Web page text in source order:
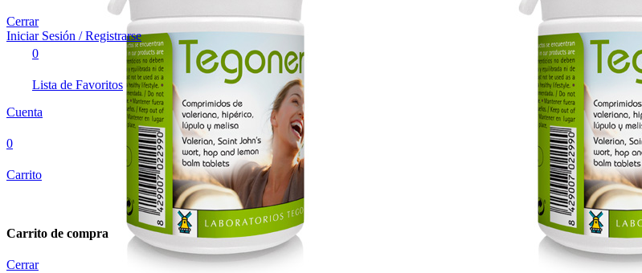
Cerrar
Iniciar Sesión / Registrarse
0
Lista de Favoritos
Cuenta
0
Carrito
Carrito de compra
Cerrar